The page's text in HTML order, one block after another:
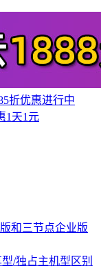
折优惠进行中
1天1元
和三节点企业版
/独占主机型区别